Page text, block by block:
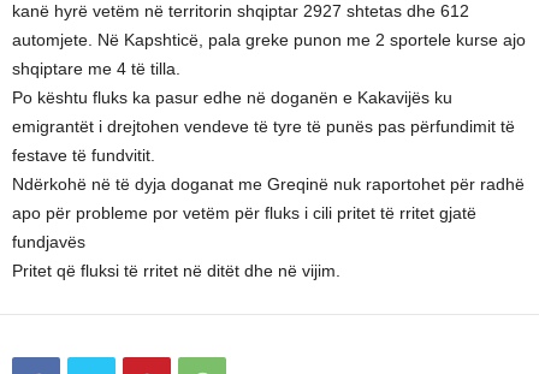
kanë hyrë vetëm në territorin shqiptar 2927 shtetas dhe 612
automjete. Në Kapshticë, pala greke punon me 2 sportele kurse ajo
shqiptare me 4 të tilla.
Po kështu fluks ka pasur edhe në doganën e Kakavijës ku
emigrantët i drejtohen vendeve të tyre të punës pas përfundimit të
festave të fundvitit.
Ndërkohë në të dyja doganat me Greqinë nuk raportohet për radhë
apo për probleme por vetëm për fluks i cili pritet të rritet gjatë
fundjavës
Pritet që fluksi të rritet në ditët dhe në vijim.